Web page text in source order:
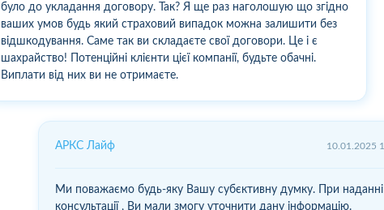
було до укладання договору. Так? Я ще раз наголошую що згідно
ваших умов будь який страховий випадок можна залишити без
відшкодування. Саме так ви складаєте свої договори. Це і є
шахрайство! Потенційні клієнти цієї компанії, будьте обачні.
Виплати від них ви не отримаєте.
АРКС Лайф 10.01.2025
Ми поважаємо будь-яку Вашу субєктивну думку. При наданні
консультації , Ви мали змогу уточнити дану інформацію.